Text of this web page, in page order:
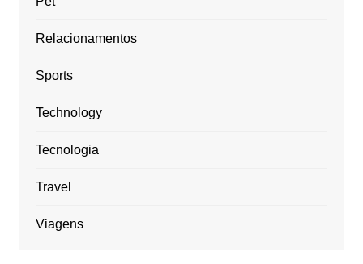
Relacionamentos
Sports
Technology
Tecnologia
Travel
Viagens